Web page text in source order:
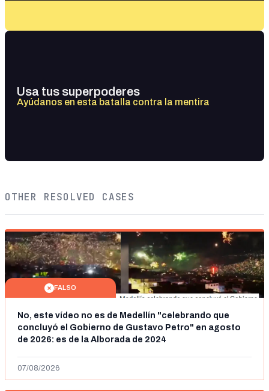
Usa tus superpoderes
Ayúdanos en esta batalla contra la mentira
OTHER RESOLVED CASES
FALSO
No, este vídeo no es de Medellín "celebrando que
concluyó el Gobierno de Gustavo Petro" en agosto
de 2026: es de la Alborada de 2024
07/08/2026